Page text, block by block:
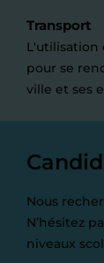
Transport
L'utilisation
pour se
ville et ses
Nous
N’hésitez
niveaux